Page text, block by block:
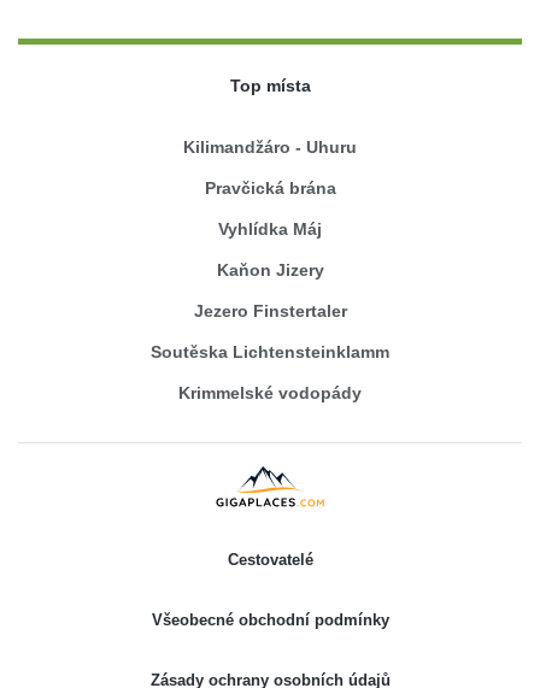
Top místa
Kilimandžáro - Uhuru
Pravčická brána
Vyhlídka Máj
Kaňon Jizery
Jezero Finstertaler
Soutěska Lichtensteinklamm
Krimmelské vodopády
Cestovatelé
Všeobecné obchodní podmínky
Zásady ochrany osobních údajů